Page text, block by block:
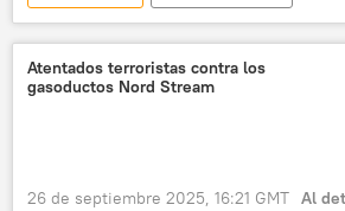
Nord Stream
📰 Sabotajes contra los gasoductos Nord
Alemania
Ucrania
Atentados terroristas contra los
gasoductos Nord Stream
26 de septiembre 2025, 16:21 GMT Al